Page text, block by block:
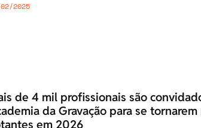
2025
de 4 mil profissionais são
da Gravação para se
em 2026